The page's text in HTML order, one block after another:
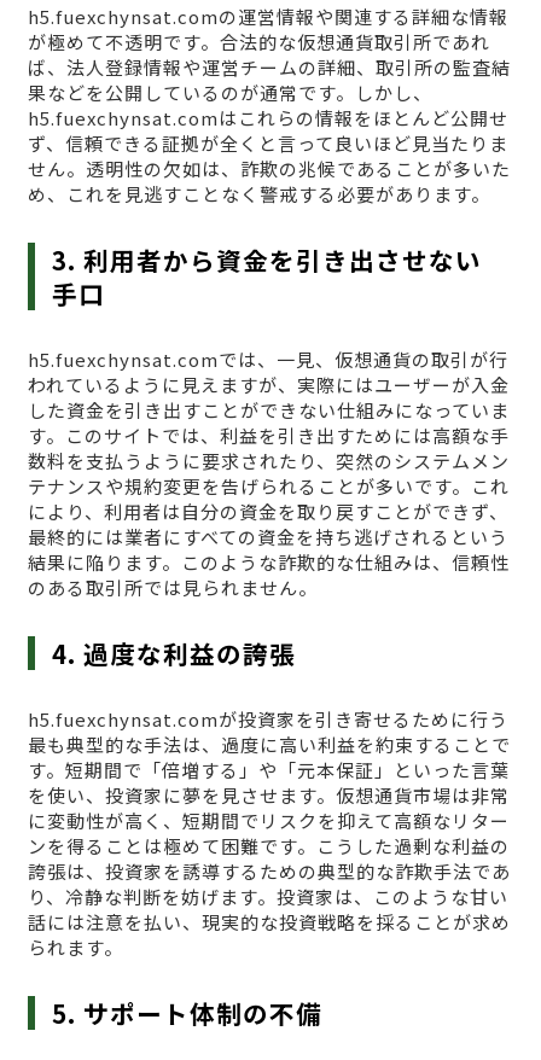
h5.fuexchynsat.comの運営情報や関連する詳細な情報
が極めて不透明です。合法的な仮想通貨取引所であれ
ば、法人登録情報や運営チームの詳細、取引所の監査結
果などを公開しているのが通常です。しかし、
h5.fuexchynsat.comはこれらの情報をほとんど公開せ
ず、信頼できる証拠が全くと言って良いほど見当たりま
せん。透明性の欠如は、詐欺の兆候であることが多いた
め、これを見逃すことなく警戒する必要があります。
3. 利用者から資金を引き出させない
手口
h5.fuexchynsat.comでは、一見、仮想通貨の取引が行
われているように見えますが、実際にはユーザーが入金
した資金を引き出すことができない仕組みになっていま
す。このサイトでは、利益を引き出すためには高額な手
数料を支払うように要求されたり、突然のシステムメン
テナンスや規約変更を告げられることが多いです。これ
により、利用者は自分の資金を取り戻すことができず、
最終的には業者にすべての資金を持ち逃げされるという
結果に陥ります。このような詐欺的な仕組みは、信頼性
のある取引所では見られません。
4. 過度な利益の誇張
h5.fuexchynsat.comが投資家を引き寄せるために行う
最も典型的な手法は、過度に高い利益を約束することで
す。短期間で「倍増する」や「元本保証」といった言葉
を使い、投資家に夢を見させます。仮想通貨市場は非常
に変動性が高く、短期間でリスクを抑えて高額なリター
ンを得ることは極めて困難です。こうした過剰な利益の
誇張は、投資家を誘導するための典型的な詐欺手法であ
り、冷静な判断を妨げます。投資家は、このような甘い
話には注意を払い、現実的な投資戦略を採ることが求め
られます。
5. サポート体制の不備